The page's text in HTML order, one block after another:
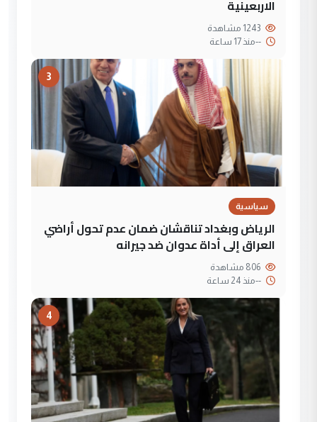
الاربعينية
--منذ 17 ساعة
3
سياسية
الرياض وبغداد تناقشان ضمان عدم تحول أراضي
العراق إلى أداة عدوان ضد جيرانه
--منذ 24 ساعة
4